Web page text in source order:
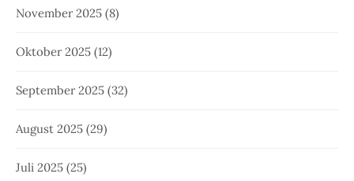
November 2025 (8)
Oktober 2025 (12)
September 2025 (32)
August 2025 (29)
Juli 2025 (25)